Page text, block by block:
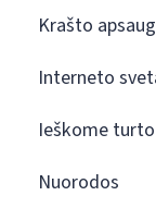
Krašto
Interneto
Ieškome
Nuorodos